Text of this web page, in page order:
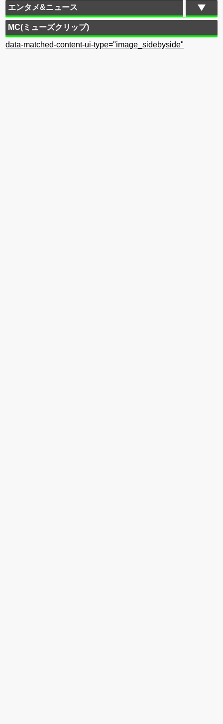
エンタメ&ニュース
MC(ミューズクリップ)
data-matched-content-ui-type="image_sidebyside"